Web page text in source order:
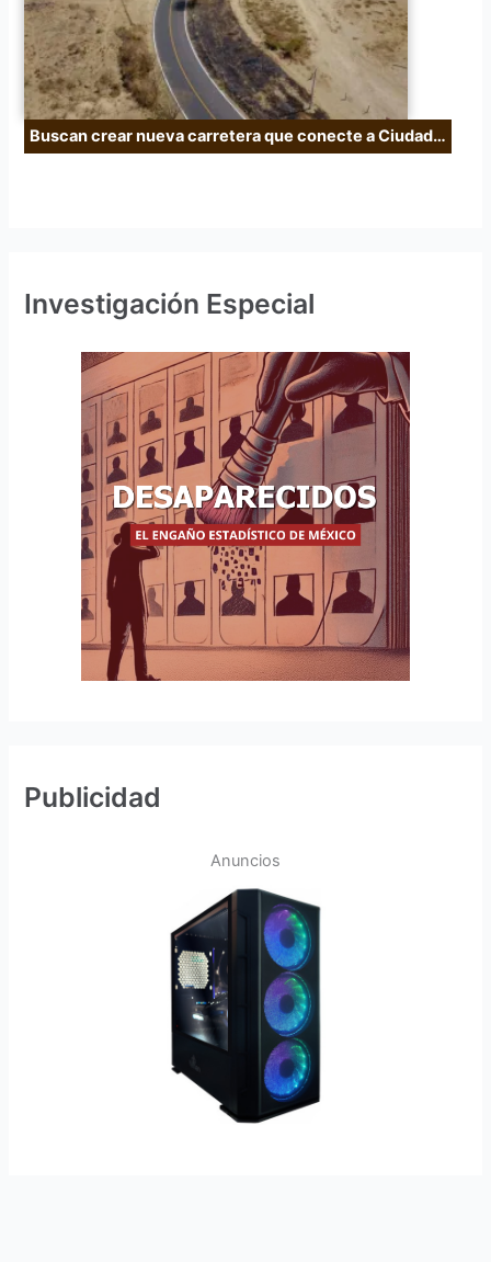
Buscan crear nueva carretera que conecte a Ciudad…
Investigación Especial
Publicidad
Anuncios